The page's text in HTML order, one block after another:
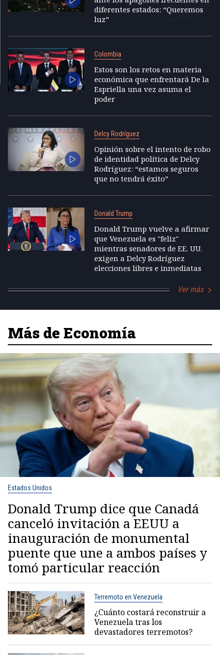
diferentes estados: “Queremos
luz”
Colombia
Estos son los retos en materia
económica que enfrentará De la
Espriella una vez asuma el
poder
Delcy Rodríguez
Opinión sobre el intento de robo
de identidad política de Delcy
Rodríguez: “estamos seguros
que no tendrá éxito”
Donald Trump
Donald Trump vuelve a afirmar
que Venezuela es "feliz"
mientras senadores de EE. UU.
exigen a Delcy Rodríguez
elecciones libres e inmediatas
Ver más
Más de Economía
Estados Unidos
Donald Trump dice que Canadá
canceló invitación a EEUU a
inauguración de monumental
puente que une a ambos países y
tomó particular reacción
Terremoto en Venezuela
¿Cuánto costará reconstruir a
Venezuela tras los
devastadores terremotos?